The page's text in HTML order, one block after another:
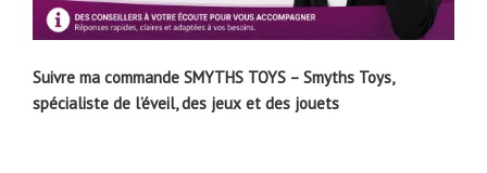
Suivre ma commande SMYTHS TOYS – Smyths Toys,
spécialiste de l’éveil, des jeux et des jouets